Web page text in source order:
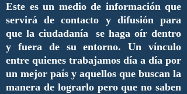
Este es un medio de información que
servirá de contacto y difusión para
que la ciudadanía se haga oír dentro
y fuera de su entorno. Un vínculo
entre quienes trabajamos día a día por
un mejor país y aquellos que buscan la
manera de lograrlo pero que no saben